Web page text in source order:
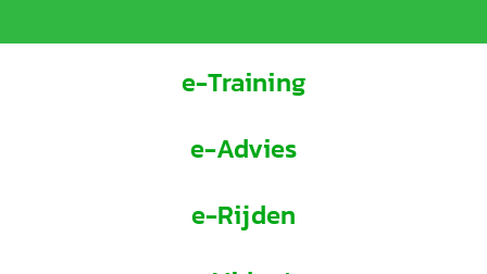
e-Training
e-Advies
e-Rijden